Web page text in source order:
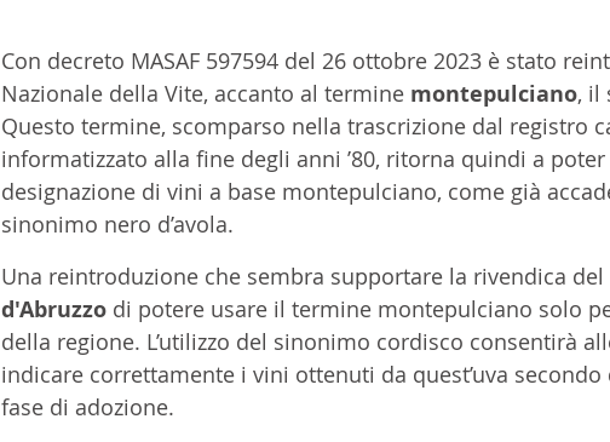
Con decreto MASAF 597594 del 26 ottobre 2023 è stato
Nazionale della Vite, accanto al termine montepulciano, il
Questo termine, scomparso nella trascrizione dal registro
informatizzato alla fine degli anni ’80, ritorna quindi a
designazione di vini a base montepulciano, come già
sinonimo nero d’avola.
Una reintroduzione che sembra supportare la rivendica del
d'Abruzzo di potere usare il termine montepulciano solo
della regione. L’utilizzo del sinonimo cordisco consentirà
indicare correttamente i vini ottenuti da quest’uva
fase di adozione.